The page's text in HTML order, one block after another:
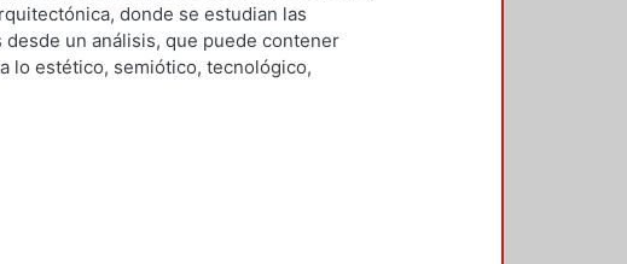
del Diseño en el Tiempo
Viqueira, Manuel, editor;Haroldo Alfaro,
F., Salvador;Guerrero Baca, Luis F.
donde se estudian las
un análisis, que puede contener
lo estético, semiótico, tecnológico,